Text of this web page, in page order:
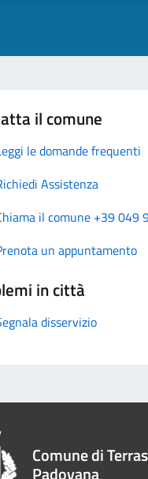
il comune
le domande frequenti
Assistenza
il comune +39 049
un appuntamento
in città
disservizio
Comune di
Padovana